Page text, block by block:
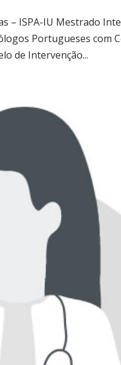
– ISPA-IU Mestrado
Portugueses com
de Intervenção...